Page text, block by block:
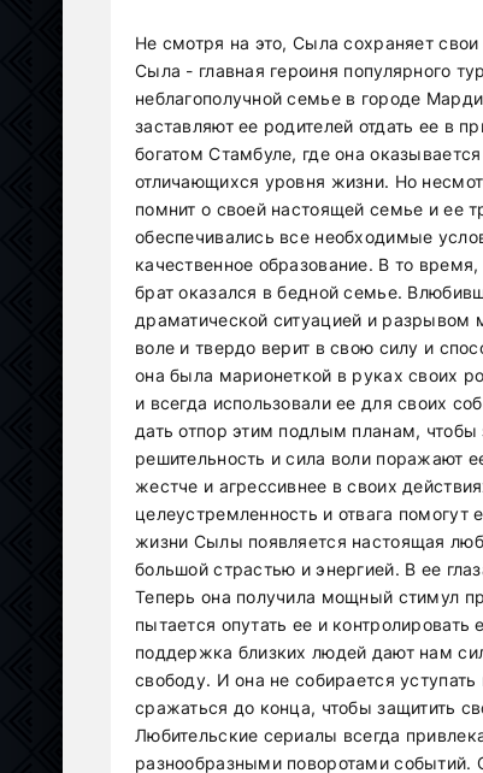
Не смотря на это, Сыла сохраняет
Сыла - главная героиня популярного
неблагополучной семье в городе
заставляют ее родителей отдать ее в
богатом Стамбуле, где она
отличающихся уровня жизни. Но
помнит о своей настоящей семье и ее
обеспечивались все необходимые
качественное образование. В то
брат оказался в бедной семье.
драматической ситуацией и
воле и твердо верит в свою силу и
она была марионеткой в руках своих
и всегда использовали ее для своих
дать отпор этим подлым планам, чтобы
решительность и сила воли поражают
жестче и агрессивнее в своих
целеустремленность и отвага помогут
жизни Сылы появляется настоящая
большой страстью и энергией. В ее
Теперь она получила мощный стимул
пытается опутать ее и
поддержка близких людей дают нам
свободу. И она не собирается
сражаться до конца, чтобы защитить
Любительские сериалы всегда
разнообразными поворотами событий.